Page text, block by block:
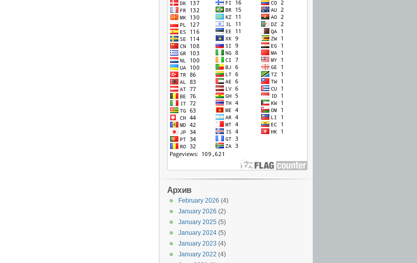
Архив
February 2026 (4)
January 2026 (2)
January 2025 (5)
January 2024 (5)
January 2023 (4)
January 2022 (4)